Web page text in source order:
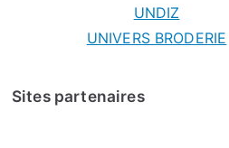
UNDIZ
UNIVERS BRODERIE
Sites partenaires